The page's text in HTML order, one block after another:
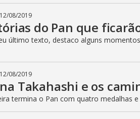
12/08/2019
do Pan que
último texto, destaco alguns
12/08/2019
Takahashi e os
termina o Pan com quatro medalhas